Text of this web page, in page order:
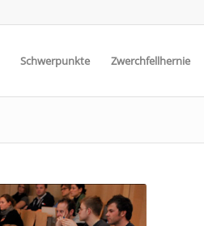
Schwerpunkte Zwerchfellhernie